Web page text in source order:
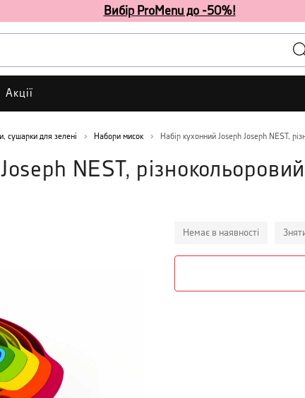
Вибір ProMenu до -50%!
Акції
сушарки для зелені Набори мисок Набір кухонний Joseph Joseph NEST,
NEST,
Немає в наявності